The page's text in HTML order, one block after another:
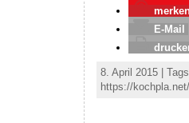
E-Mail
8. April 2015 |
https://